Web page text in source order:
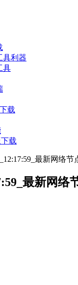
具利器
具
载
下载
最新网
最新网